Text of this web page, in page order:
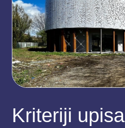
Kriteriji upisa